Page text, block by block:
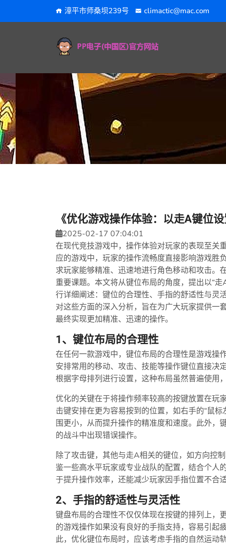
漳平市师桑坝239号 climactic@mac.com
《优化游戏操作体验：以走A键位
2025-02-17 07:04:01
在现代竞技游戏中，操作体验对玩家的表现至关
应的游戏中，玩家的操作流畅度直接影响游戏胜
求玩家能够精准、迅速地进行角色移动和攻击。
重要课题。本文将从键位布局的角度，提出以“
行详细阐述：键位的合理性、手指的舒适性与灵
对这些方面的深入分析，旨在为广大玩家提供一
最终实现更加精准、迅速的操作。
1、键位布局的合理性
在任何一款游戏中，键位布局的合理性是游戏操
安排常用的移动、攻击、技能等操作键位直接决
根据字母排列进行设置，这种布局虽然普遍使用
优化的关键在于将操作频率较高的按键放置在玩
击键安排在更为容易按到的位置，如右手的“鼠
围更小，从而提升操作的精准度和速度。此外，
的战斗中出现错误操作。
除了攻击键，其他与走A相关的键位，如方向控
鉴一些高水平玩家或专业战队的配置，结合个人
于提升操作效率，还能减少玩家因手指位置不合
2、手指的舒适性与灵活性
键盘布局的合理性不仅仅体现在按键的排列上，
的游戏操作如果没有良好的手指支持，容易引起
此，优化键位布局时，应该考虑手指的自然运动